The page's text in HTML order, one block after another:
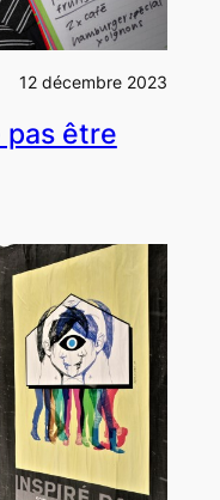
12 décembre 2023
pas être